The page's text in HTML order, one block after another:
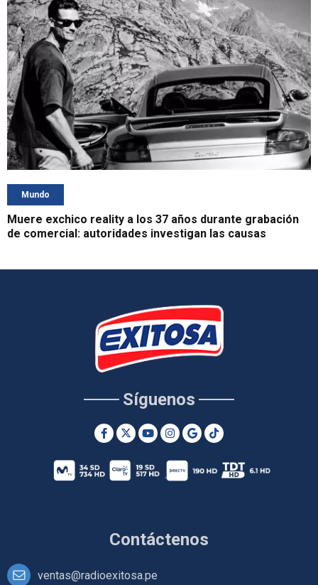
Mundo
Muere exchico reality a los 37 años durante grabación
de comercial: autoridades investigan las causas
Contáctenos
ventas@radioexitosa.pe
Síguenos